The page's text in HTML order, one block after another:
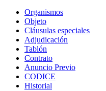
Organismos
Objeto
Cláusulas especiales
Adjudicación
Tablón
Contrato
Anuncio Previo
CODICE
Historial